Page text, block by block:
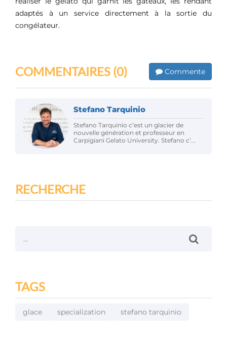
adaptés à un service directement à la sortie du
congélateur.
COMMENTAIRES (0) Commente
Stefano Tarquinio
Stefano Tarquinio c’est un glacier de
nouvelle génération et professeur en
Carpigiani Gelato University. Stefano c’...
RECHERCHE
TAGS
glace specialization stefano tarquinio